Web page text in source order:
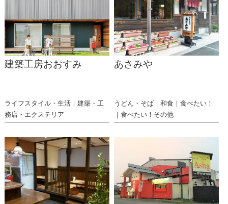
建築工房おおすみ
ライフスタイル・生活
建築・工
務店・エクステリア
あさみや
うどん・そば 和食
食べたい！
食べたい！その他